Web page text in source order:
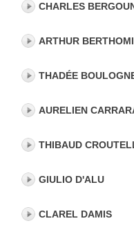
CHARLES
ARTHUR
THADÉE
AURELIEN
THIBAUD
GIULIO D'ALU
CLAREL DAMIS